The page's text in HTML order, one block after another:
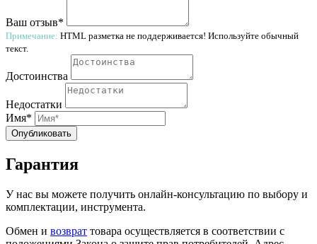
Ваш отзыв*
Примечание: HTML разметка не поддерживается! Используйте обычный
текст.
Достоинства
Недостатки
Имя*
Опубликовать
Гарантия
У нас вы можете получить онлайн-консультацию по выбору и
комплектации, инструмента.
Обмен и возврат товара осуществляется в соответствии с